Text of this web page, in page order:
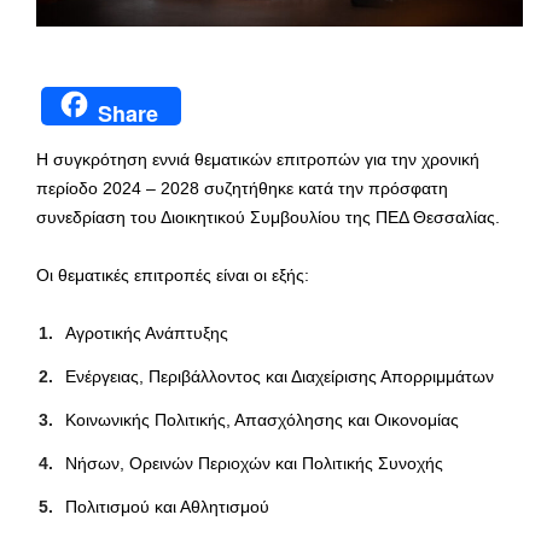
Share
Η συγκρότηση εννιά θεματικών επιτροπών για την χρονική
περίοδο 2024 – 2028 συζητήθηκε κατά την πρόσφατη
συνεδρίαση του Διοικητικού Συμβουλίου της ΠΕΔ Θεσσαλίας.
Οι θεματικές επιτροπές είναι οι εξής:
Αγροτικής Ανάπτυξης
Ενέργειας, Περιβάλλοντος και Διαχείρισης Απορριμμάτων
Κοινωνικής Πολιτικής, Απασχόλησης και Οικονομίας
Νήσων, Ορεινών Περιοχών και Πολιτικής Συνοχής
Πολιτισμού και Αθλητισμού